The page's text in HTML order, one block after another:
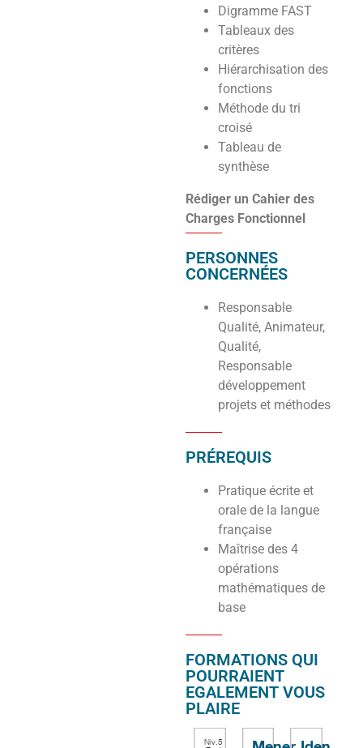
Digramme FAST
Tableaux des
critères
Hiérarchisation des
fonctions
Méthode du tri
croisé
Tableau de
synthèse
Rédiger un Cahier des
Charges Fonctionnel
PERSONNES
CONCERNÉES
Responsable
Qualité, Animateur,
Qualité,
Responsable
développement
projets et méthodes
PRÉREQUIS
Pratique écrite et
orale de la langue
française
Maîtrise des 4
opérations
mathématiques de
base
FORMATIONS QUI
POURRAIENT
EGALEMENT VOUS
PLAIRE
Niv.5